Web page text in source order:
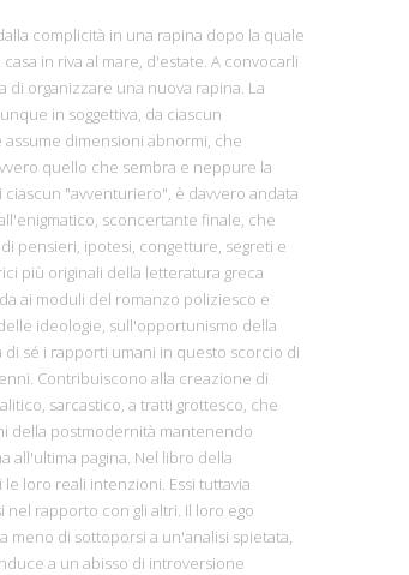
complicità in una rapina dopo la quale
in riva al mare, d'estate. A convocarli
di organizzare una nuova rapina. La
in soggettiva, da ciascun
dimensioni abnormi, che
quello che sembra e neppure la
"avventuriero", è davvero andata
sconcertante finale, che
pensieri, ipotesi, congetture, segreti e
più originali della letteratura greca
ai moduli del romanzo poliziesco e
ideologie, sull'opportunismo della
sé i rapporti umani in questo scorcio di
Contribuiscono alla creazione di
sarcastico, a tratti grottesco, che
della postmodernità mantenendo
all'ultima pagina. Nel libro della
loro reali intenzioni. Essi tuttavia
rapporto con gli altri. Il loro ego
di sottoporsi a un'analisi spietata,
a un abisso di introversione